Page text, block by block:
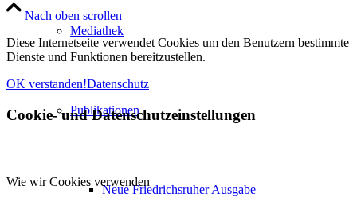
Mediathek
Publikationen
Neue Friedrichsruher Ausgabe
Nach oben scrollen
Diese Internetseite verwendet Cookies um den Benutzern bestimmte
Dienste und Funktionen bereitzustellen.
OK verstanden!Datenschutz
Cookie- und Datenschutzeinstellungen
Wie wir Cookies verwenden